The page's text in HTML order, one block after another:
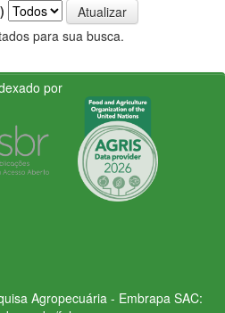
para sua busca.
por
Agropecuária - Embrapa SAC: